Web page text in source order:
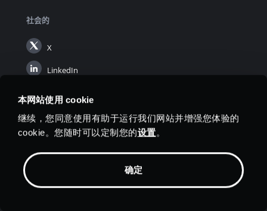
本网站使用 cookie
继续，您同意使用有助于运行我们网站并增强您体验的
cookie。您随时可以定制您的设置。
确定
社会的
X
LinkedIn
Instagram
YouTube
价钱